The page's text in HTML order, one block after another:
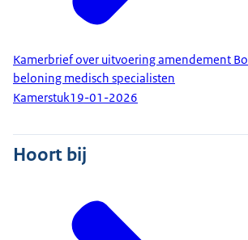
Kamerbrief over uitvoering amendement
beloning medisch specialisten
Kamerstuk19-01-2026
Hoort bij